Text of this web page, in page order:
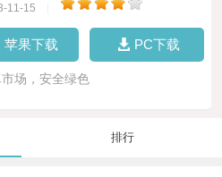
11-15
苹果下载 PC下载
场，安全绿色
排行